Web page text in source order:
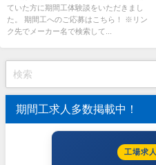
ていた方に期間工体験談をいただきまし
た。 期間工へのご応募はこちら！ ※リン
ク先でメーカー名で検索して...
期間工求人多数掲載中！
工場求